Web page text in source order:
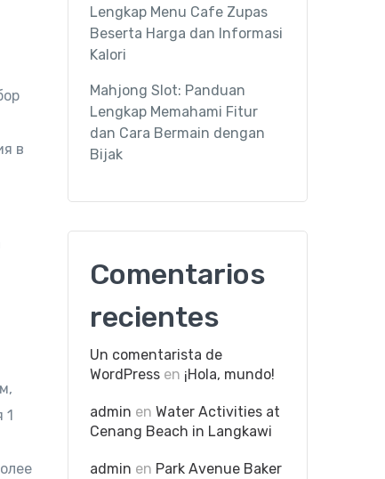
в
1
Lengkap Menu Cafe Zupas
Beserta Harga dan Informasi
Kalori
Mahjong Slot: Panduan
Lengkap Memahami Fitur
dan Cara Bermain dengan
Bijak
Comentarios
recientes
Un comentarista de
WordPress en ¡Hola, mundo!
admin en Water Activities at
Cenang Beach in Langkawi
admin en Park Avenue Baker